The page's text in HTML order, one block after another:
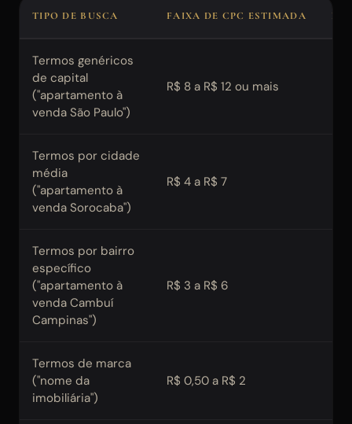
TIPO DE BUSCA FAIXA DE CPC ESTIMADA
Termos genéricos
de capital
("apartamento à
venda São Paulo")
R$ 8 a R$ 12 ou mais
Termos por cidade
média
("apartamento à
venda Sorocaba")
R$ 4 a R$ 7
Termos por bairro
específico
("apartamento à
venda Cambuí
Campinas")
R$ 3 a R$ 6
Termos de marca
("nome da
imobiliária")
R$ 0,50 a R$ 2